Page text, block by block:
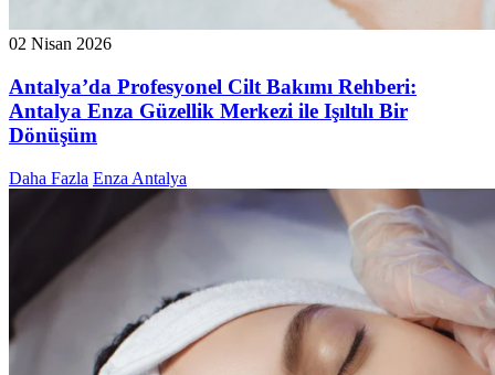
02 Nisan 2026
Antalya’da Profesyonel Cilt Bakımı Rehberi:
Antalya Enza Güzellik Merkezi ile Işıltılı Bir
Dönüşüm
Daha Fazla Enza Antalya